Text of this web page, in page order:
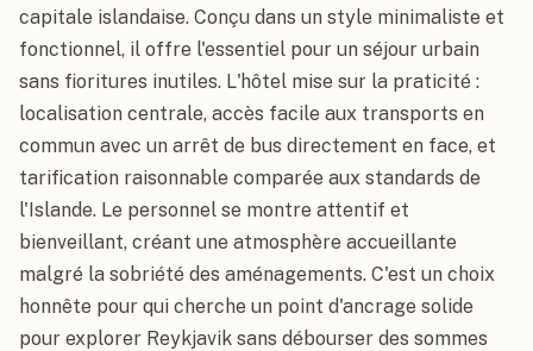
capitale islandaise. Conçu dans un style minimaliste et
fonctionnel, il offre l'essentiel pour un séjour urbain
sans fioritures inutiles. L'hôtel mise sur la praticité :
localisation centrale, accès facile aux transports en
commun avec un arrêt de bus directement en face, et
tarification raisonnable comparée aux standards de
l'Islande. Le personnel se montre attentif et
bienveillant, créant une atmosphère accueillante
malgré la sobriété des aménagements. C'est un choix
honnête pour qui cherche un point d'ancrage solide
pour explorer Reykjavik sans débourser des sommes